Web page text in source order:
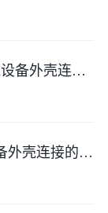
040电气设备金属外壳及与电气设备外壳连接的金属构架接地安全技术交底
电气设备金属外壳及与电气设备外壳连接的金属构架接地安全技术交底.doc